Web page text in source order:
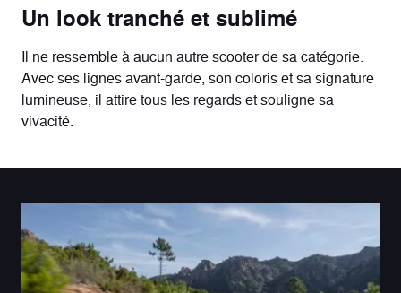
Un look tranché et sublimé
Il ne ressemble à aucun autre scooter de sa catégorie.
Avec ses lignes avant-garde, son coloris et sa signature
lumineuse, il attire tous les regards et souligne sa
vivacité.